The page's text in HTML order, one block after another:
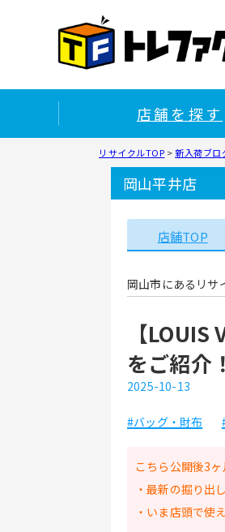
店舗を探す
リサイクルTOP >新入荷ブロ
岡山平井店
店舗TOP
岡山市にあるリサ
【
をご紹介
2025-10-13
#バッグ・財布
こちら公開後3
・最新の掘り出
・いま店頭で使